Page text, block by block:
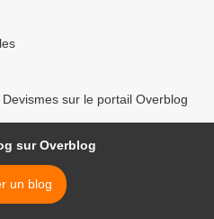
sur le portail Overblog
sur Overblog
un blog